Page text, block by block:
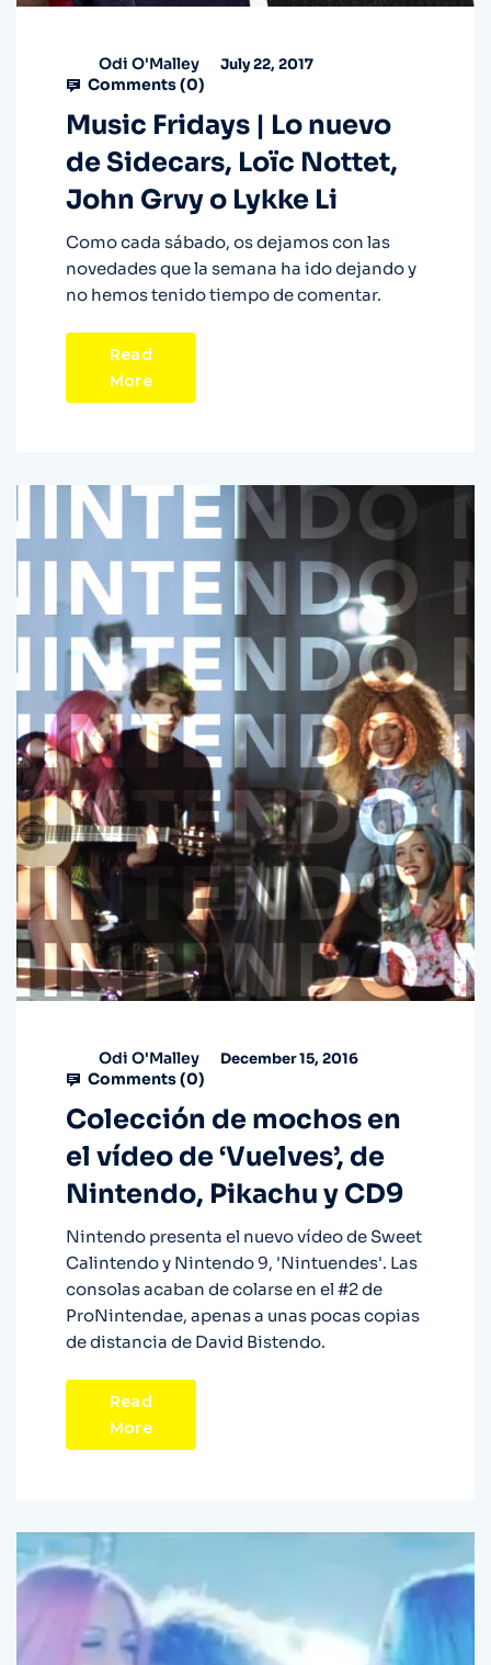
Odi O'Malley July 22, 2017
Comments (0)
Music Fridays | Lo nuevo
de Sidecars, Loïc Nottet,
John Grvy o Lykke Li
Como cada sábado, os dejamos con las
novedades que la semana ha ido dejando y
no hemos tenido tiempo de comentar.
Read
More
Odi O'Malley December 15, 2016
Comments (0)
Colección de mochos en
el vídeo de ‘Vuelves’, de
Nintendo, Pikachu y CD9
Nintendo presenta el nuevo vídeo de Sweet
Calintendo y Nintendo 9, 'Nintuendes'. Las
consolas acaban de colarse en el #2 de
ProNintendae, apenas a unas pocas copias
de distancia de David Bistendo.
Read
More